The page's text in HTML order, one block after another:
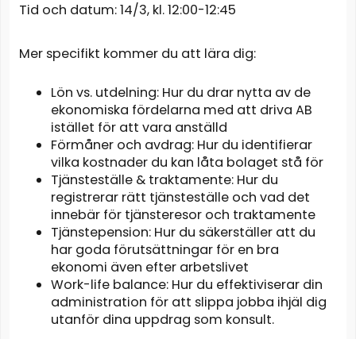
Tid och datum: 14/3, kl. 12:00-12:45
Mer specifikt kommer du att lära dig:
Lön vs. utdelning: Hur du drar nytta av de
ekonomiska fördelarna med att driva AB
istället för att vara anställd
Förmåner och avdrag: Hur du identifierar
vilka kostnader du kan låta bolaget stå för
Tjänsteställe & traktamente: Hur du
registrerar rätt tjänsteställe och vad det
innebär för tjänsteresor och traktamente
Tjänstepension: Hur du säkerställer att du
har goda förutsättningar för en bra
ekonomi även efter arbetslivet
Work-life balance: Hur du effektiviserar din
administration för att slippa jobba ihjäl dig
utanför dina uppdrag som konsult.